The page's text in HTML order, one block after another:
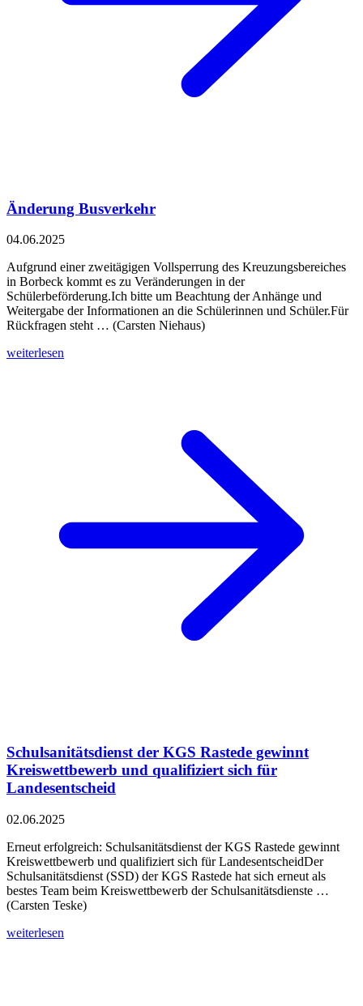
Änderung Busverkehr
04.06.2025
Aufgrund einer zweitägigen Vollsperrung des Kreuzungsbereiches
in Borbeck kommt es zu Veränderungen in der
Schülerbeförderung.Ich bitte um Beachtung der Anhänge und
Weitergabe der Informationen an die Schülerinnen und Schüler.Für
Rückfragen steht … (Carsten Niehaus)
weiterlesen
Schulsanitätsdienst der KGS Rastede gewinnt
Kreiswettbewerb und qualifiziert sich für
Landesentscheid
02.06.2025
Erneut erfolgreich: Schulsanitätsdienst der KGS Rastede gewinnt
Kreiswettbewerb und qualifiziert sich für LandesentscheidDer
Schulsanitätsdienst (SSD) der KGS Rastede hat sich erneut als
bestes Team beim Kreiswettbewerb der Schulsanitätsdienste …
(Carsten Teske)
weiterlesen